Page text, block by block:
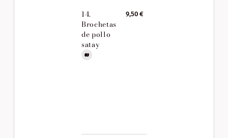
14.
Brochetas
de pollo
satay
9,50 €